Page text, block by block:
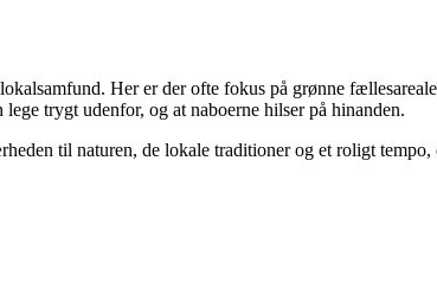
Her er der ofte fokus på grønne
trygt udenfor, og at naboerne hilser på hinanden.
til naturen, de lokale traditioner og et roligt